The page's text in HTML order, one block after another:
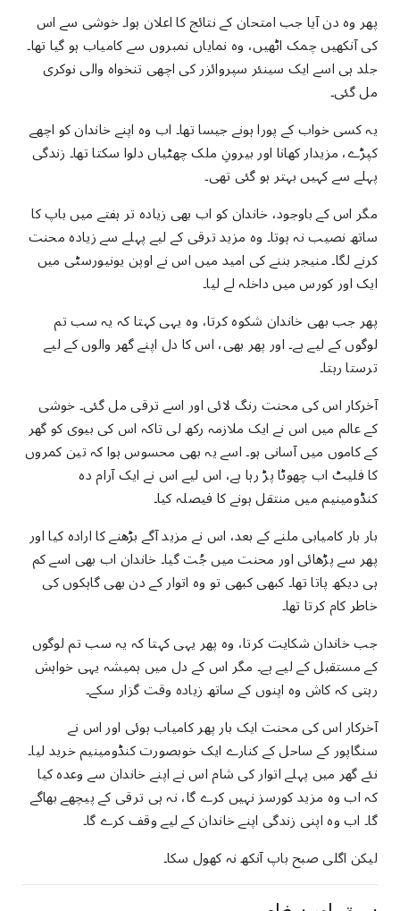
پھر وہ دن آیا جب امتحان کے نتائج کا اعلان ہوا۔ خوشی سے اس
کی آنکھیں چمک اٹھیں، وہ نمایاں نمبروں سے کامیاب ہو گیا تھا۔
جلد ہی اسے ایک سینئر سپروائزر کی اچھی تنخواہ والی نوکری
مل گئی۔
یہ کسی خواب کے پورا ہونے جیسا تھا۔ اب وہ اپنے خاندان کو اچھے
کپڑے، مزیدار کھانا اور بیرونِ ملک چھٹیاں دلوا سکتا تھا۔ زندگی
پہلے سے کہیں بہتر ہو گئی تھی۔
مگر اس کے باوجود، خاندان کو اب بھی زیادہ تر ہفتے میں باپ کا
ساتھ نصیب نہ ہوتا۔ وہ مزید ترقی کے لیے پہلے سے زیادہ محنت
کرنے لگا۔ منیجر بننے کی امید میں اس نے اوپن یونیورسٹی میں
ایک اور کورس میں داخلہ لے لیا۔
پھر جب بھی خاندان شکوہ کرتا، وہ یہی کہتا کہ یہ سب تم
لوگوں کے لیے ہے۔ اور پھر بھی، اس کا دل اپنے گھر والوں کے لیے
ترستا رہتا۔
آخرکار اس کی محنت رنگ لائی اور اسے ترقی مل گئی۔ خوشی
کے عالم میں اس نے ایک ملازمہ رکھ لی تاکہ اس کی بیوی کو گھر
کے کاموں میں آسانی ہو۔ اسے یہ بھی محسوس ہوا کہ تین کمروں
کا فلیٹ اب چھوٹا پڑ رہا ہے، اس لیے اس نے ایک آرام دہ
کنڈومینیم میں منتقل ہونے کا فیصلہ کیا۔
بار بار کامیابی ملنے کے بعد، اس نے مزید آگے بڑھنے کا ارادہ کیا اور
پھر سے پڑھائی اور محنت میں جُت گیا۔ خاندان اب بھی اسے کم
ہی دیکھ پاتا تھا۔ کبھی کبھی تو وہ اتوار کے دن بھی گاہکوں کی
خاطر کام کرتا تھا۔
جب خاندان شکایت کرتا، وہ پھر یہی کہتا کہ یہ سب تم لوگوں
کے مستقبل کے لیے ہے۔ مگر اس کے دل میں ہمیشہ یہی خواہش
رہتی کہ کاش وہ اپنوں کے ساتھ زیادہ وقت گزار سکے۔
آخرکار اس کی محنت ایک بار پھر کامیاب ہوئی اور اس نے
سنگاپور کے ساحل کے کنارے ایک خوبصورت کنڈومینیم خرید لیا۔
نئے گھر میں پہلے اتوار کی شام اس نے اپنے خاندان سے وعدہ کیا
کہ اب وہ مزید کورسز نہیں کرے گا، نہ ہی ترقی کے پیچھے بھاگے
گا۔ اب وہ اپنی زندگی اپنے خاندان کے لیے وقف کرے گا۔
لیکن اگلی صبح باپ آنکھ نہ کھول سکا۔